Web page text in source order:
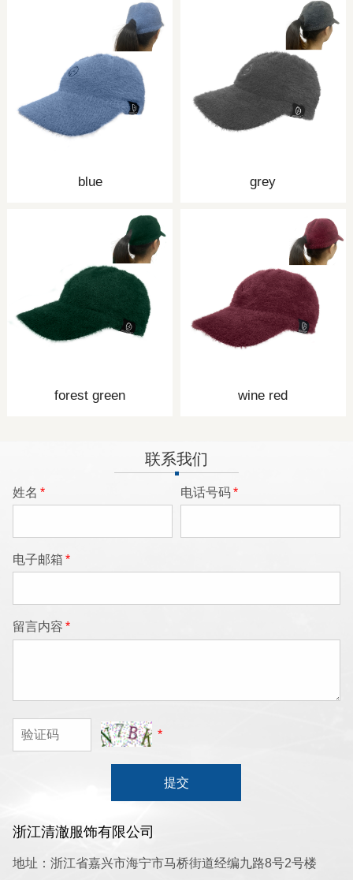
blue grey
forest green wine red
联系我们
姓名 * 电话号码*
电子邮箱 *
留言内容 *
*
提交
浙江清澈服饰有限公司
地址：浙江省嘉兴市海宁市马桥街道经编九路8号2号楼